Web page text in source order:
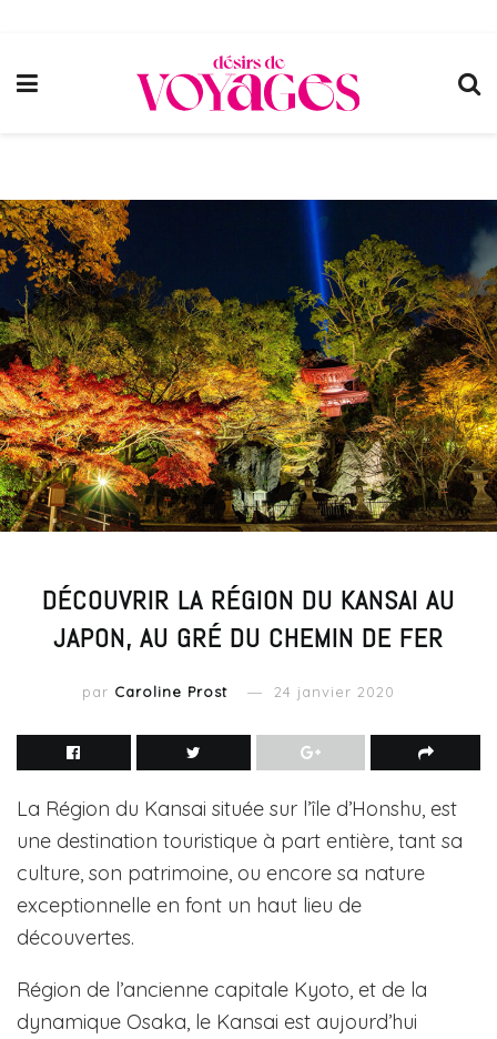
DÉCOUVRIR LA RÉGION DU KANSAI AU
JAPON, AU GRÉ DU CHEMIN DE FER
par Caroline Prost 24 janvier 2020
La Région du Kansai située sur l’île d’Honshu, est
une destination touristique à part entière, tant sa
culture, son patrimoine, ou encore sa nature
exceptionnelle en font un haut lieu de
découvertes.
Région de l’ancienne capitale Kyoto, et de la
dynamique Osaka, le Kansai est aujourd’hui